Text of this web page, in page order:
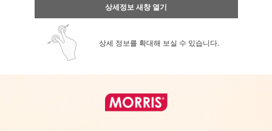
상세정보 새창 열기
상세 정보를 확대해 보실 수 있습니다.